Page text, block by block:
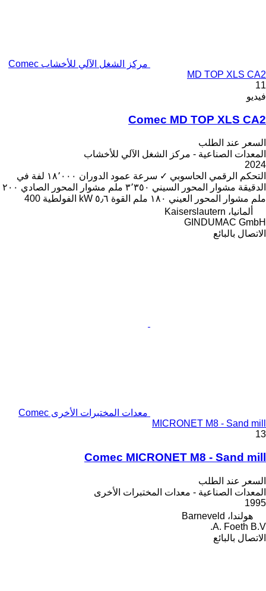
مركز الشغل الآلي للأخشاب Comec
MD TOP XLS CA2
11
فيديو
Comec MD TOP XLS CA2
السعر عند الطلب
المعدات الصناعية - مركز الشغل الآلي للأخشاب
2024
التحكم الرقمي الحاسوبي ✓ سرعة عمود الدوران
١٨٬٠٠٠ لفة في
الدقيقة مشوار المحور السيني ٣٬٣٥٠ ملم مشوار المحور الصادي ٢٠٠
ملم مشوار المحور العيني ١٨٠ ملم القوة ٥٫٦ kW الفولطية 400
ألمانيا، Kaiserslautern
GINDUMAC GmbH
الاتصال بالبائع
معدات المختبرات الأخرى Comec
MICRONET M8 - Sand mill
13
Comec MICRONET M8 - Sand mill
السعر عند الطلب
المعدات الصناعية - معدات المختبرات الأخرى
1995
هولندا، Barneveld
A. Foeth B.V.
الاتصال بالبائع